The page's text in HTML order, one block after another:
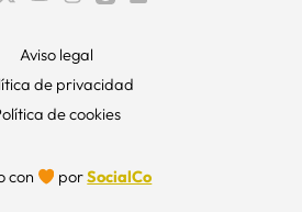
Aviso legal
de privacidad
de cookies
con porSocialCo